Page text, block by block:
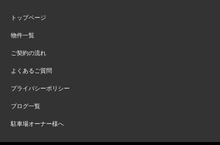
トップページ
物件一覧
ご契約の流れ
よくあるご質問
プライバシーポリシー
ブログ一覧
駐車場オーナー様へ